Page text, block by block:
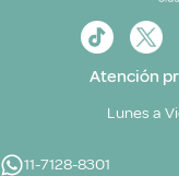
Atención
Lunes a
11-7128-8301